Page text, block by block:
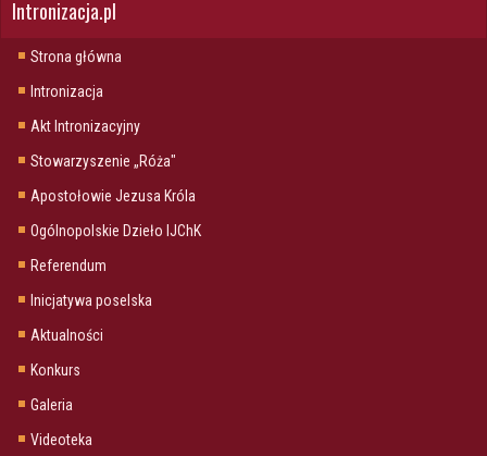
Intronizacja.pl
Strona główna
Intronizacja
Akt Intronizacyjny
Stowarzyszenie „Róża"
Apostołowie Jezusa Króla
Ogólnopolskie Dzieło IJChK
Referendum
Inicjatywa poselska
Aktualności
Konkurs
Galeria
Videoteka